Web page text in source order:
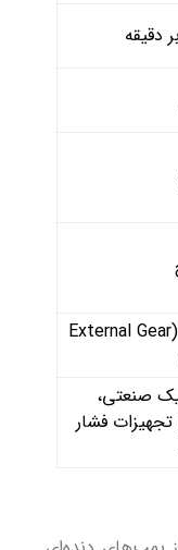
دنده‌ای جابجایی مثبت (External Gear
صنعتی،
فشار